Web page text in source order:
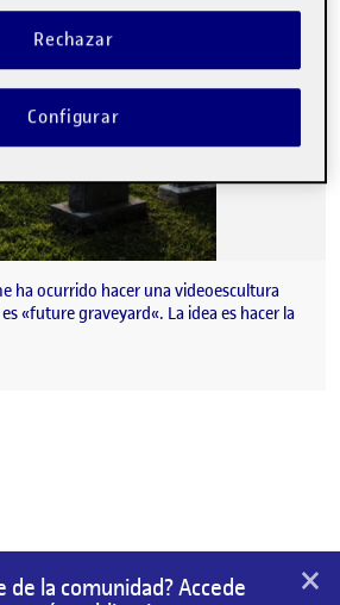
ha ocurrido hacer una videoescultura
«future graveyard«. La idea es hacer la
de la comunidad? Accede
×
Rechazar
Configurar